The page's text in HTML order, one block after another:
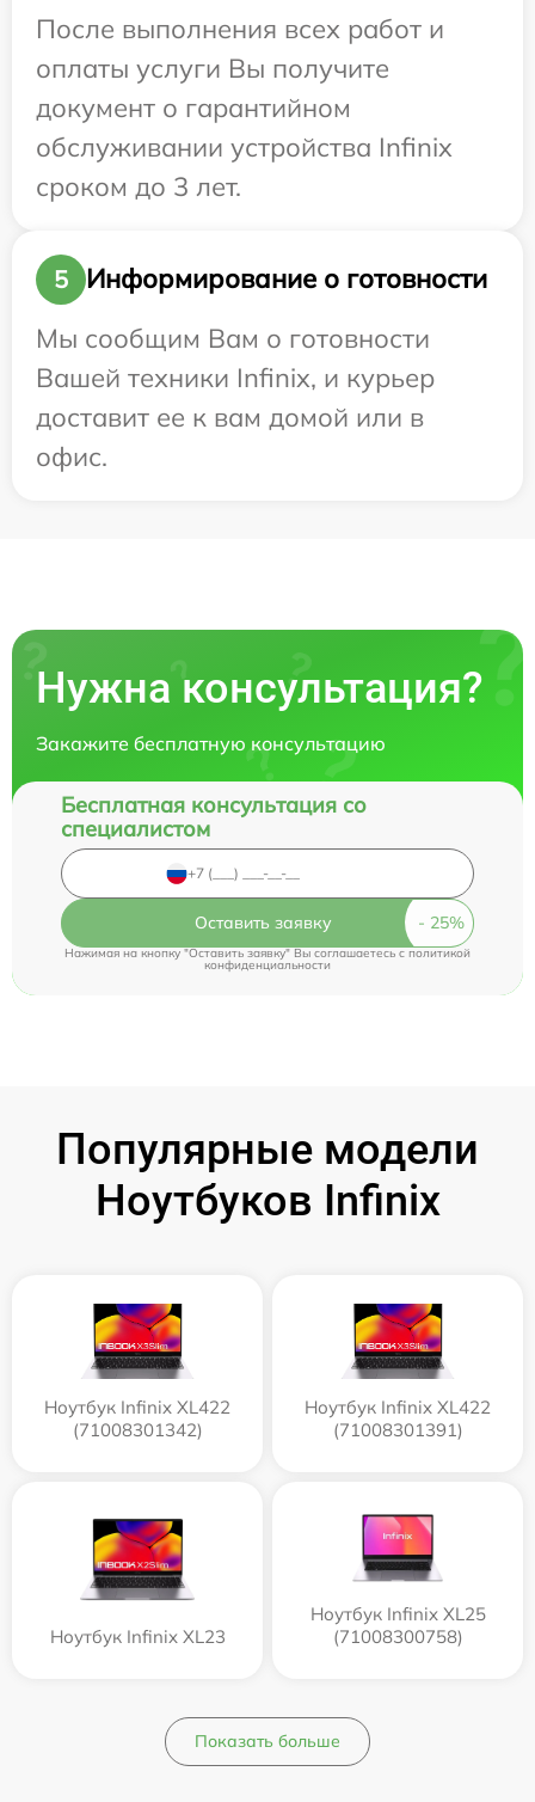
После выполнения всех работ и
оплаты услуги Вы получите
документ о гарантийном
обслуживании устройства Infinix
сроком до 3 лет.
5
Информирование о готовности
Мы сообщим Вам о готовности
Вашей техники Infinix, и курьер
доставит ее к вам домой или в
офис.
Нужна консультация?
Закажите бесплатную консультацию
Бесплатная консультация со
специалистом
Оставить заявку
Нажимая на кнопку "Оставить заявку" Вы соглашаетесь cполитикой
конфиденциальности
Популярные модели
Ноутбуков Infinix
Ноутбук Infinix XL422
(71008301342)
Ноутбук Infinix XL422
(71008301391)
Ноутбук Infinix XL23
Ноутбук Infinix XL25
(71008300758)
Показать больше